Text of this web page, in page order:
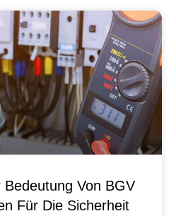
Von BGV
Für Die Sicherheit